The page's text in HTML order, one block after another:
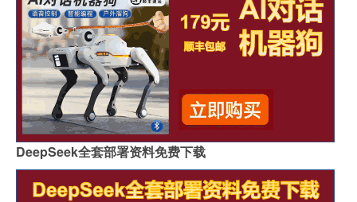
DeepSeek全套部署资料免费下载